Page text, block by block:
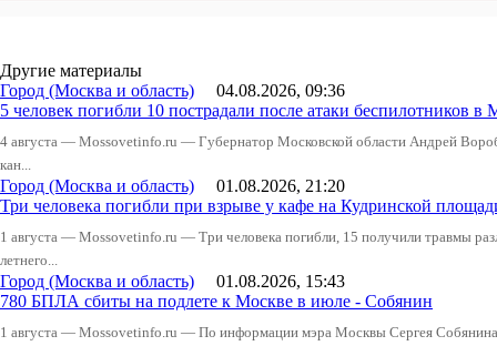
Другие материалы
Город (Москва и область) 04.08.2026, 09:36
5 человек погибли 10 пострадали после атаки беспилотников в
4 августа — Mossovetinfo.ru — Губернатор Московской области Андрей
кан...
Город (Москва и область) 01.08.2026, 21:20
Три человека погибли при взрыве у кафе на Кудринской
1 августа — Mossovetinfo.ru — Три человека погибли, 15 получили травмы
летнего...
Город (Москва и область) 01.08.2026, 15:43
780 БПЛА сбиты на подлете к Москве в июле - Собянин
1 августа — Mossovetinfo.ru — По информации мэра Москвы Сергея